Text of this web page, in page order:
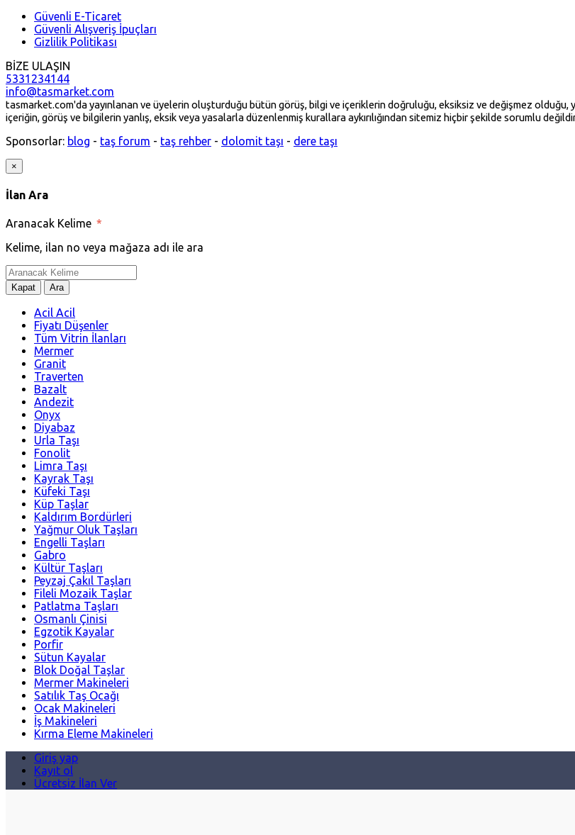
Güvenli E-Ticaret
Güvenli Alışveriş İpuçları
Gizlilik Politikası
BİZE ULAŞIN
5331234144
info@tasmarket.com
tasmarket.com'da yayınlanan ve üyelerin oluşturduğu bütün görüş, bilgi ve içeriklerin doğruluğu, eksiksiz ve değişmez olduğu,
içeriğin, görüş ve bilgilerin yanlış, eksik veya yasalarla düzenlenmiş kurallara aykırılığından sitemiz hiçbir şekilde sorumlu
Sponsorlar: blog - taş forum - taş rehber - dolomit taşı - dere taşı
×
İlan Ara
Aranacak Kelime *
Kelime, ilan no veya mağaza adı ile ara
Kapat Ara
Acil Acil
Fiyatı Düşenler
Tüm Vitrin İlanları
Mermer
Granit
Traverten
Bazalt
Andezit
Onyx
Diyabaz
Urla Taşı
Fonolit
Limra Taşı
Kayrak Taşı
Küfeki Taşı
Küp Taşlar
Kaldırım Bordürleri
Yağmur Oluk Taşları
Engelli Taşları
Gabro
Kültür Taşları
Peyzaj Çakıl Taşları
Fileli Mozaik Taşlar
Patlatma Taşları
Osmanlı Çinisi
Egzotik Kayalar
Porfir
Sütun Kayalar
Blok Doğal Taşlar
Mermer Makineleri
Satılık Taş Ocağı
Ocak Makineleri
İş Makineleri
Kırma Eleme Makineleri
Giriş yap
Kayıt ol
Ücretsiz İlan Ver